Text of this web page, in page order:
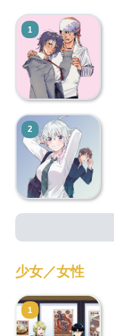
1
2
少女／女性
1